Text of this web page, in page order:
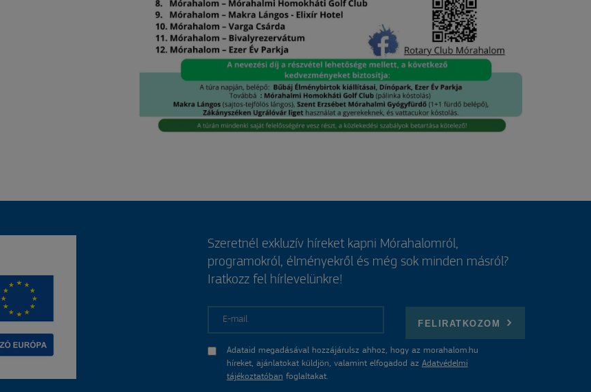
Szeretnél exkluzív híreket kapni Mórahalomról,
programokról, élményekről és még sok minden másról?
Iratkozz fel hírlevelünkre!
FELIRATKOZOM
Adataid megadásával hozzájárulsz ahhoz, hogy az morahalom.hu
híreket, ajánlatokat küldjön, valamint elfogadod az Adatvédelmi
tájékoztatóban foglaltakat.